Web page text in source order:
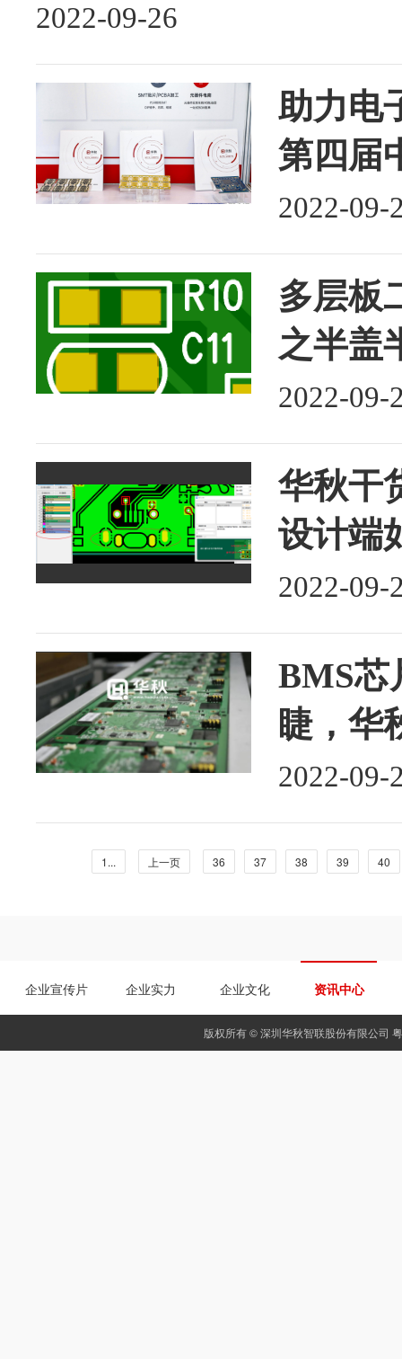
2022-09-26
助力电
第四届
2022-09-
多层板
之半盖
2022-09-
华秋干
设计端
2022-09-
BMS芯
睫，华
2022-09-
1... 上一页 36 37 38 39 40
企业宣传片 企业实力 企业文化 资讯中心
版权所有 © 深圳华秋智联股份有限公司